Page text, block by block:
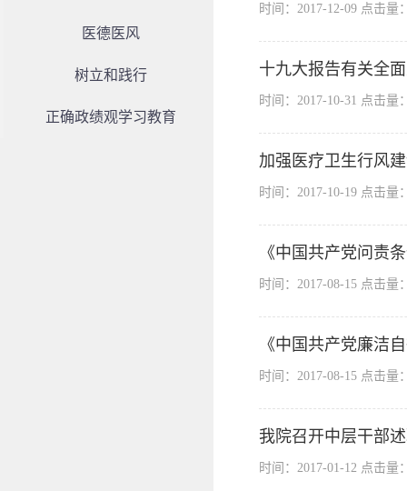
医德医风
树立和践行
正确政绩观学习教育
时间：2017-12-09 点击量
十九大报告有关全
时间：2017-10-31 点击量
加强医疗卫生行风
时间：2017-10-19 点击量
《中国共产党问责
时间：2017-08-15 点击量
《中国共产党廉洁
时间：2017-08-15 点击量
我院召开中层干部
时间：2017-01-12 点击量